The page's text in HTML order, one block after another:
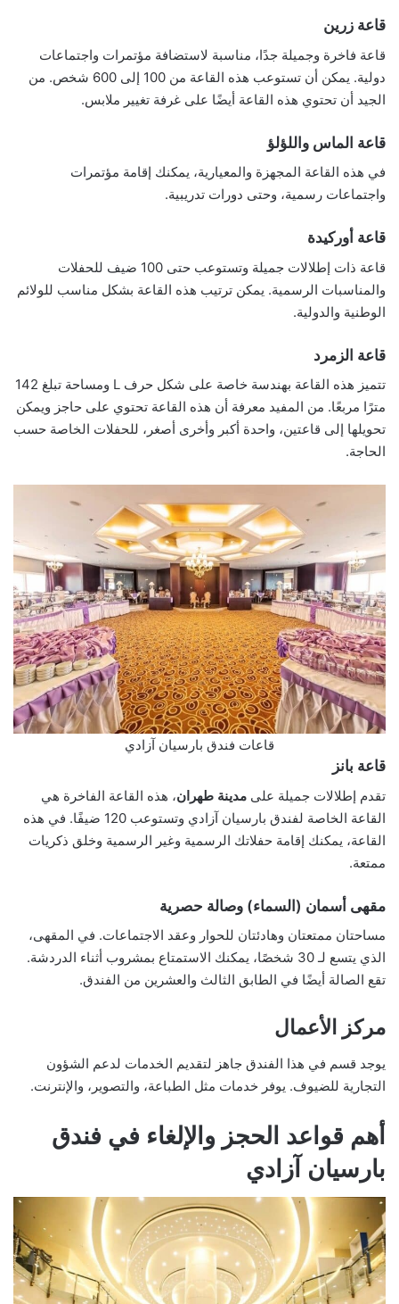
قاعة زرين
قاعة فاخرة وجميلة جدًا، مناسبة لاستضافة مؤتمرات واجتماعات
دولية. يمكن أن تستوعب هذه القاعة من 100 إلى 600 شخص. من
الجيد أن تحتوي هذه القاعة أيضًا على غرفة تغيير ملابس.
قاعة الماس واللؤلؤ
في هذه القاعة المجهزة والمعيارية، يمكنك إقامة مؤتمرات
واجتماعات رسمية، وحتى دورات تدريبية.
قاعة أوركيدة
قاعة ذات إطلالات جميلة وتستوعب حتى 100 ضيف للحفلات
والمناسبات الرسمية. يمكن ترتيب هذه القاعة بشكل مناسب للولائم
الوطنية والدولية.
قاعة الزمرد
تتميز هذه القاعة بهندسة خاصة على شكل حرف L ومساحة تبلغ 142
مترًا مربعًا. من المفيد معرفة أن هذه القاعة تحتوي على حاجز ويمكن
تحويلها إلى قاعتين، واحدة أكبر وأخرى أصغر، للحفلات الخاصة حسب
الحاجة.
قاعات فندق بارسيان آزادي
قاعة بانز
تقدم إطلالات جميلة على مدينة طهران، هذه القاعة الفاخرة هي
القاعة الخاصة لفندق بارسيان آزادي وتستوعب 120 ضيفًا. في هذه
القاعة، يمكنك إقامة حفلاتك الرسمية وغير الرسمية وخلق ذكريات
ممتعة.
مقهى أسمان (السماء) وصالة حصرية
مساحتان ممتعتان وهادئتان للحوار وعقد الاجتماعات. في المقهى،
الذي يتسع لـ 30 شخصًا، يمكنك الاستمتاع بمشروب أثناء الدردشة.
تقع الصالة أيضًا في الطابق الثالث والعشرين من الفندق.
مركز الأعمال
يوجد قسم في هذا الفندق جاهز لتقديم الخدمات لدعم الشؤون
التجارية للضيوف. يوفر خدمات مثل الطباعة، والتصوير، والإنترنت.
أهم قواعد الحجز والإلغاء في فندق
بارسيان آزادي